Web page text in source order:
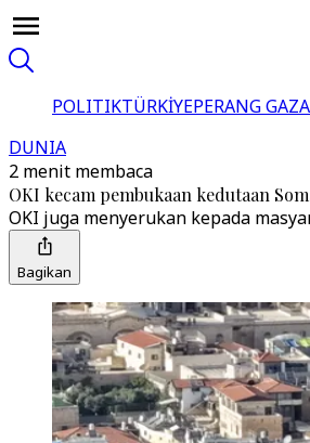
POLITIKTÜRKİYEPERANG GAZA
DUNIA
2 menit membaca
OKI kecam pembukaan kedutaan
OKI juga menyerukan kepada
Bagikan